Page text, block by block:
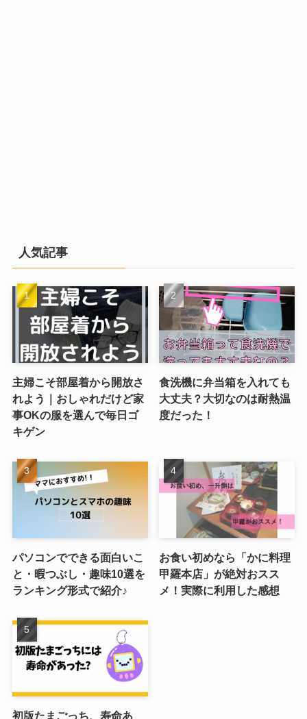
人気記事
主婦こそ部屋着から開放さ
れよう｜おしゃれだけど家
事OKの服を選んで毎日ゴ
キゲン
食洗機に弁当箱を入れても
大丈夫？大切なのは耐熱温
度だった！
パソコンでできる面白いこ
と・暇つぶし・趣味10選を
ランキング形式で紹介♪
お食い初めなら「かに料理
甲羅本店」が絶対おスス
メ！実際に利用した感想
初版たまごっち、寿命あ